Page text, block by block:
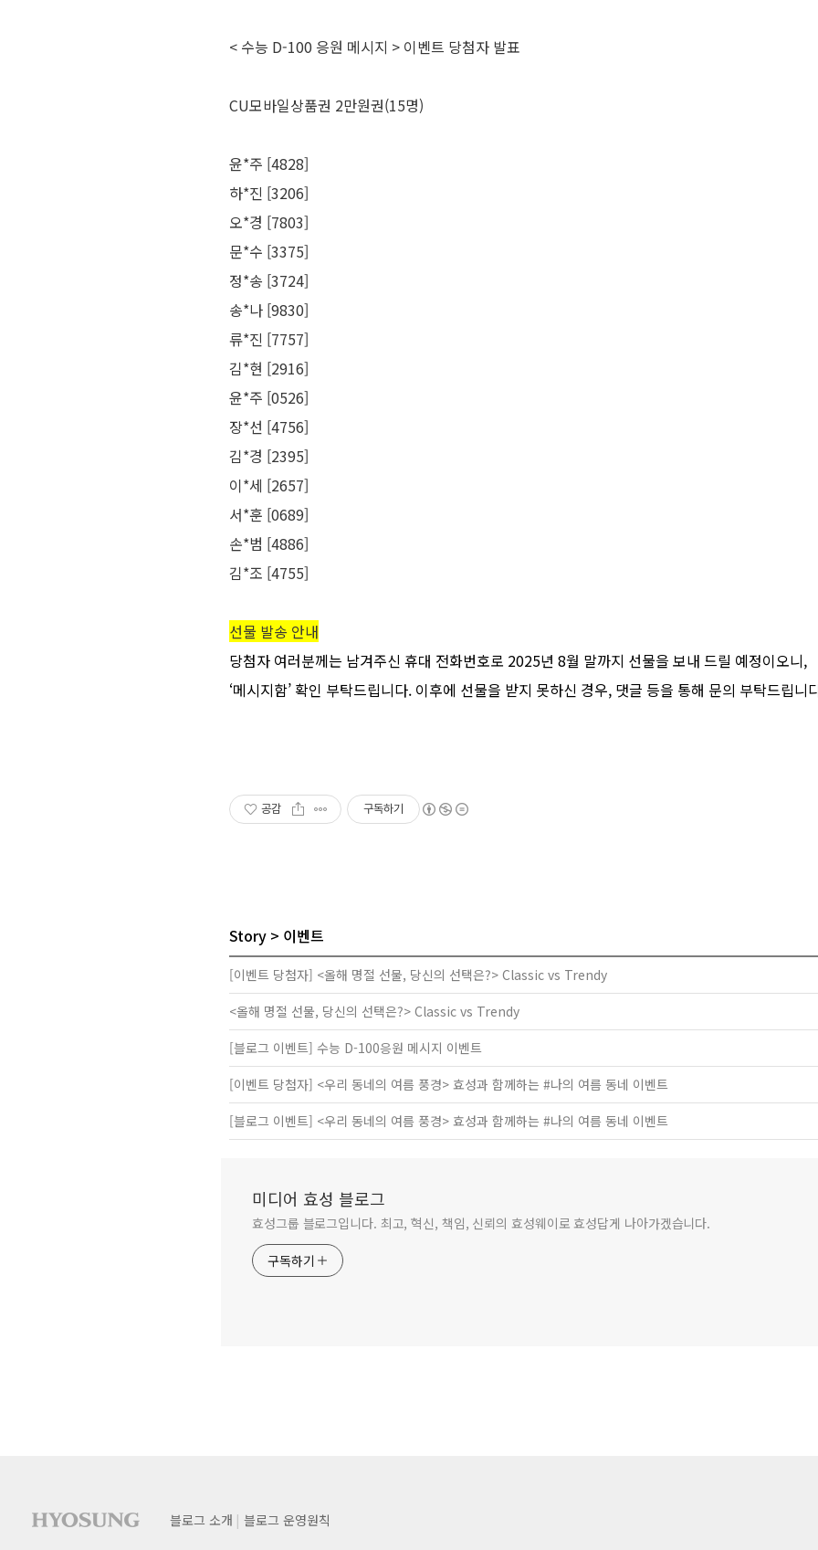
< 수능 D-100 응원 메시지 > 이벤트 당첨자 발표
CU모바일상품권 2만원권(15명)
윤*주 [4828]
하*진 [3206]
오*경 [7803]
문*수 [3375]
정*송 [3724]
송*나 [9830]
류*진 [7757]
김*현 [2916]
윤*주 [0526]
장*선 [4756]
김*경 [2395]
이*세 [2657]
서*훈 [0689]
손*범 [4886]
김*조 [4755]
선물 발송 안내
당첨자 여러분께는 남겨주신 휴대 전화번호로 2025년 8월 말까지 선물을 보내 드릴 예정이오니,
‘메시지함’ 확인 부탁드립니다. 이후에 선물을 받지 못하신 경우, 댓글 등을 통해 문의 부탁드립니
공감 구독하기
Story 이벤트
[이벤트 당첨자] <올해 명절 선물, 당신의 선택은?> Classic vs Trendy
<올해 명절 선물, 당신의 선택은?> Classic vs Trendy
[블로그 이벤트] 수능 D-100응원 메시지 이벤트
[이벤트 당첨자] <우리 동네의 여름 풍경> 효성과 함께하는 #나의 여름 동네 이벤트
[블로그 이벤트] <우리 동네의 여름 풍경> 효성과 함께하는 #나의 여름 동네 이벤트
미디어 효성 블로그
효성그룹 블로그입니다. 최고, 혁신, 책임, 신뢰의 효성웨이로 효성답게 나아가겠습니다.
구독하기
사이트 푸터
푸터
블로그 소개 블로그 운영원칙